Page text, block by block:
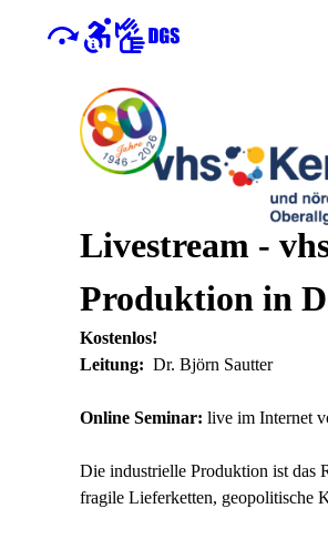
Livestream -
Produktion in
Kostenlos!
Leitung: Dr. Björn Sautter
Online Seminar: live im Internet
Die industrielle Produktion ist das
fragile Lieferketten, geopolitische